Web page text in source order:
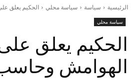
الرئيسية سياسة سياسة محلي الحكيم يعلق
سياسة محلي
الحكيم يعلق
الهوامش وحاسب